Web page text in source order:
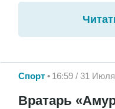
Спорт 16:59 / 31
Вратарь